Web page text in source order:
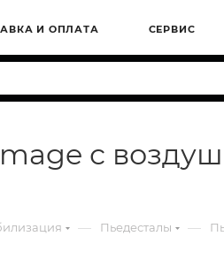
И ОПЛАТА СЕРВИС
с
— Пьедесталы —